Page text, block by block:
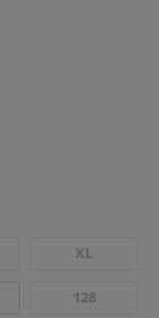
XL
128